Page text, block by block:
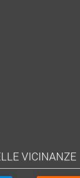
VICINANZE